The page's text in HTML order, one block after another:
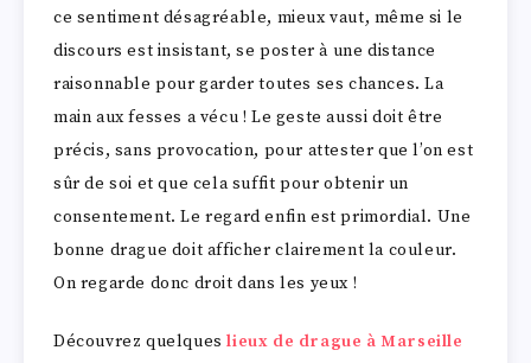
ce sentiment désagréable, mieux vaut, même si le
discours est insistant, se poster à une distance
raisonnable pour garder toutes ses chances. La
main aux fesses a vécu ! Le geste aussi doit être
précis, sans provocation, pour attester que l’on est
sûr de soi et que cela suffit pour obtenir un
consentement. Le regard enfin est primordial. Une
bonne drague doit afficher clairement la couleur.
On regarde donc droit dans les yeux !
Découvrez quelqueslieux de drague à Marseille